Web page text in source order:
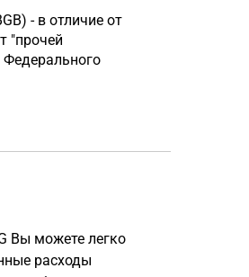
- в отличие от
"прочей
Федерального
Вы можете легко
расходы